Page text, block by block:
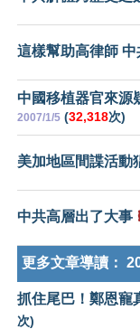
這樣幫助高律師
中國移植器官來源
2007/1/5 (32,318次)
美加地區間諜活動
中共高層出了大事
更多文章導讀：
抓住尾巴！鄭恩寵
次)